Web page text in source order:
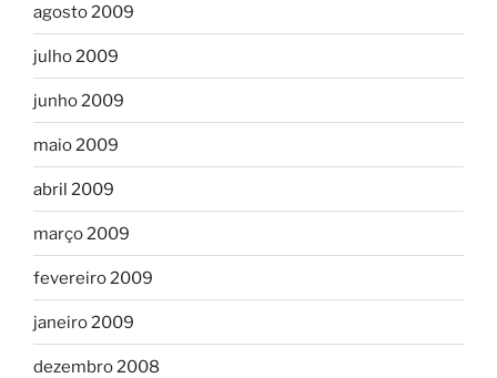
agosto 2009
julho 2009
junho 2009
maio 2009
abril 2009
março 2009
fevereiro 2009
janeiro 2009
dezembro 2008